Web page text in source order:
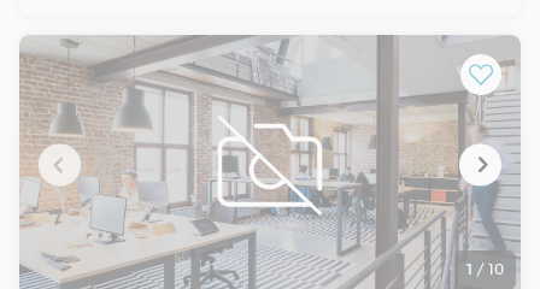
travail dynamique et facilement accessible, idéal pour
accueillir collaborateurs et clients dans un cadre
professionnel qualitatif, au coeur d'un secteur tertiaire
reconnu.
1 / 10